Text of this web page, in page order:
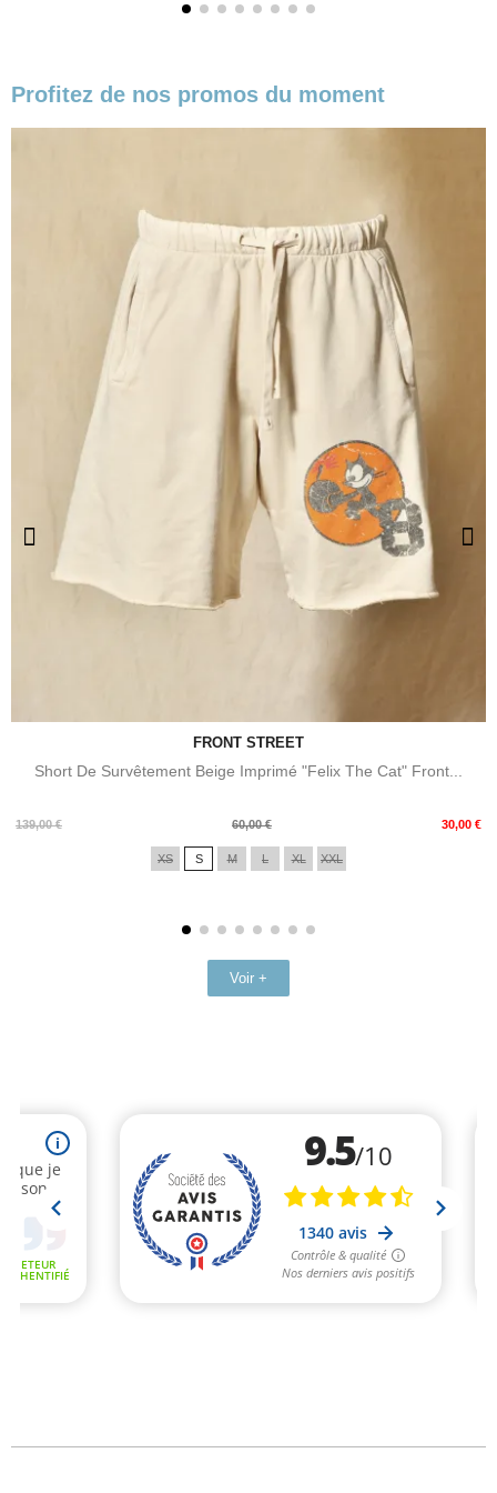
Profitez de nos promos du moment
FRONT STREET
Short De Survêtement Beige Imprimé "Felix The Cat" Front...
139,00 €
Prix
60,00 € 30,00 €
Prix
XS S M L XL XXL
Voir +